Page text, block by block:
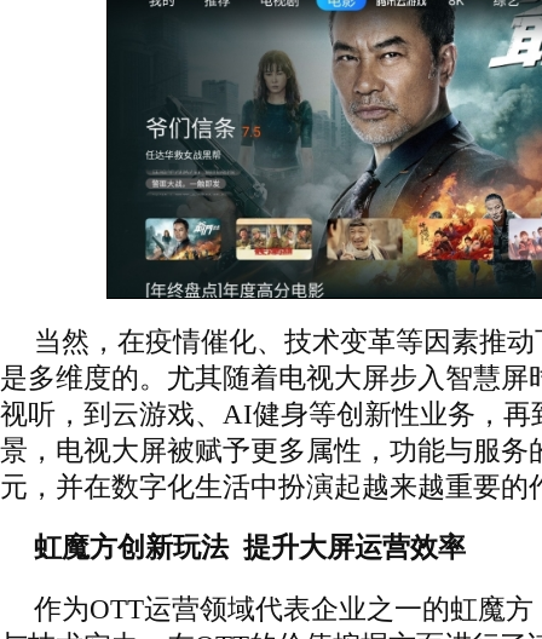
当然，在疫情催化、技术变革等因素推
是多维度的。尤其随着电视大屏步入智慧屏
视听，到云游戏、AI健身等创新性业务，再
景，电视大屏被赋予更多属性，功能与服务
元，并在数字化生活中扮演起越来越重要的
虹魔方创新玩法 提升大屏运营效率
作为OTT运营领域代表企业之一的虹魔